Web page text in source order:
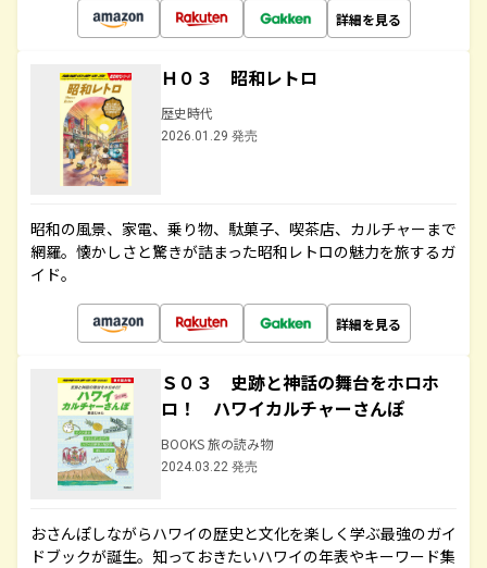
詳細を見る
Ｈ０３ 昭和レトロ
歴史時代
2026.01.29 発売
昭和の風景、家電、乗り物、駄菓子、喫茶店、カルチャーまで
網羅。懐かしさと驚きが詰まった昭和レトロの魅力を旅するガ
イド。
詳細を見る
Ｓ０３ 史跡と神話の舞台をホロホ
ロ！ ハワイカルチャーさんぽ
BOOKS 旅の読み物
2024.03.22 発売
おさんぽしながらハワイの歴史と文化を楽しく学ぶ最強のガイ
ドブックが誕生。知っておきたいハワイの年表やキーワード集